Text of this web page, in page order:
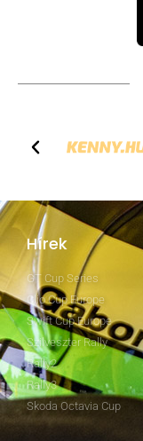
Hírek
GT Cup Series
Clio Cup Europe
Swift Cup Europe
Szilveszter Rally
Rally2
Rally3
Skoda Octavia Cup